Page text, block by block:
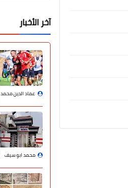
آخر الأخبار
عماد الدين محمد
محمد ابو سيف